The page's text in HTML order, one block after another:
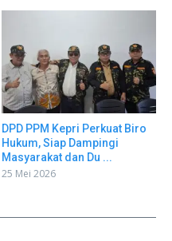
DPD PPM Kepri Perkuat Biro
Hukum, Siap Dampingi
Masyarakat dan Du ...
25 Mei 2026